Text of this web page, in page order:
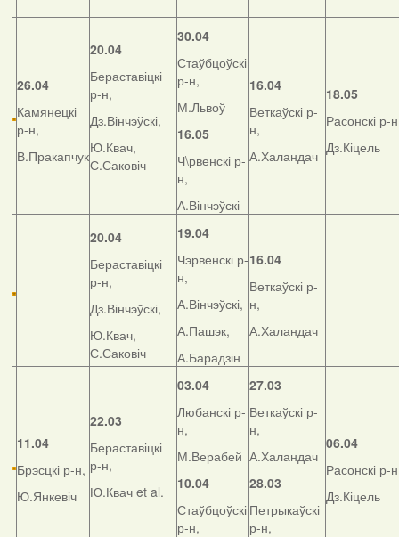
26.04
Камянецкі
р-н,
В.Пракапчук
20.04
Бераставіцкі
р-н,
Дз.Вінчэўскі,
Ю.Квач,
С.Саковіч
30.04
Стаўбцоўскі
р-н,
М.Львоў
16.05
Ч\рвенскі р-
н,
А.Вінчэўскі
16.04
Веткаўскі р-
н,
А.Халандач
18.05
Расонскі р-
Дз.Кіцель
20.04
Бераставіцкі
р-н,
Дз.Вінчэўскі,
Ю.Квач,
С.Саковіч
19.04
Чэрвенскі р-
н,
А.Вінчэўскі,
А.Пашэк,
А.Барадзін
16.04
Веткаўскі р-
н,
А.Халандач
11.04
Брэсцкі р-н,
Ю.Янкевіч
22.03
Бераставіцкі
р-н,
Ю.Квач et al.
03.04
Любанскі р-
н,
М.Верабей
10.04
Стаўбцоўскі
р-н,
27.03
Веткаўскі р-
н,
А.Халандач
28.03
Петрыкаўскі
р-н,
06.04
Расонскі р-
Дз.Кіцель